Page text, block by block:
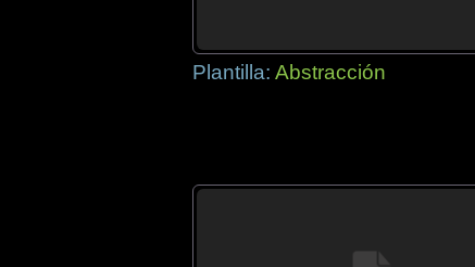
Plantilla: Abstracción